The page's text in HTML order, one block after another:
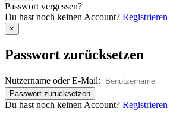
Passwort vergessen?
Du hast noch keinen Account? Registrieren
×
Passwort zurücksetzen
Nutzername oder E-Mail:
Du hast noch keinen Account? Registrieren